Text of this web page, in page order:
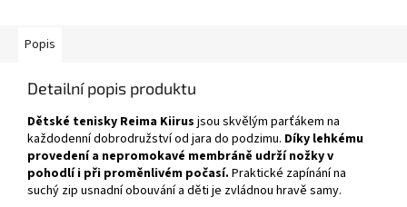
Popis
Detailní popis produktu
Dětské tenisky Reima Kiirus jsou skvělým parťákem na
každodenní dobrodružství od jara do podzimu. Díky lehkému
provedení a nepromokavé membráně udrží nožky v
pohodlí i při proměnlivém počasí. Praktické zapínání na
suchý zip usnadní obouvání a děti je zvládnou hravě samy.